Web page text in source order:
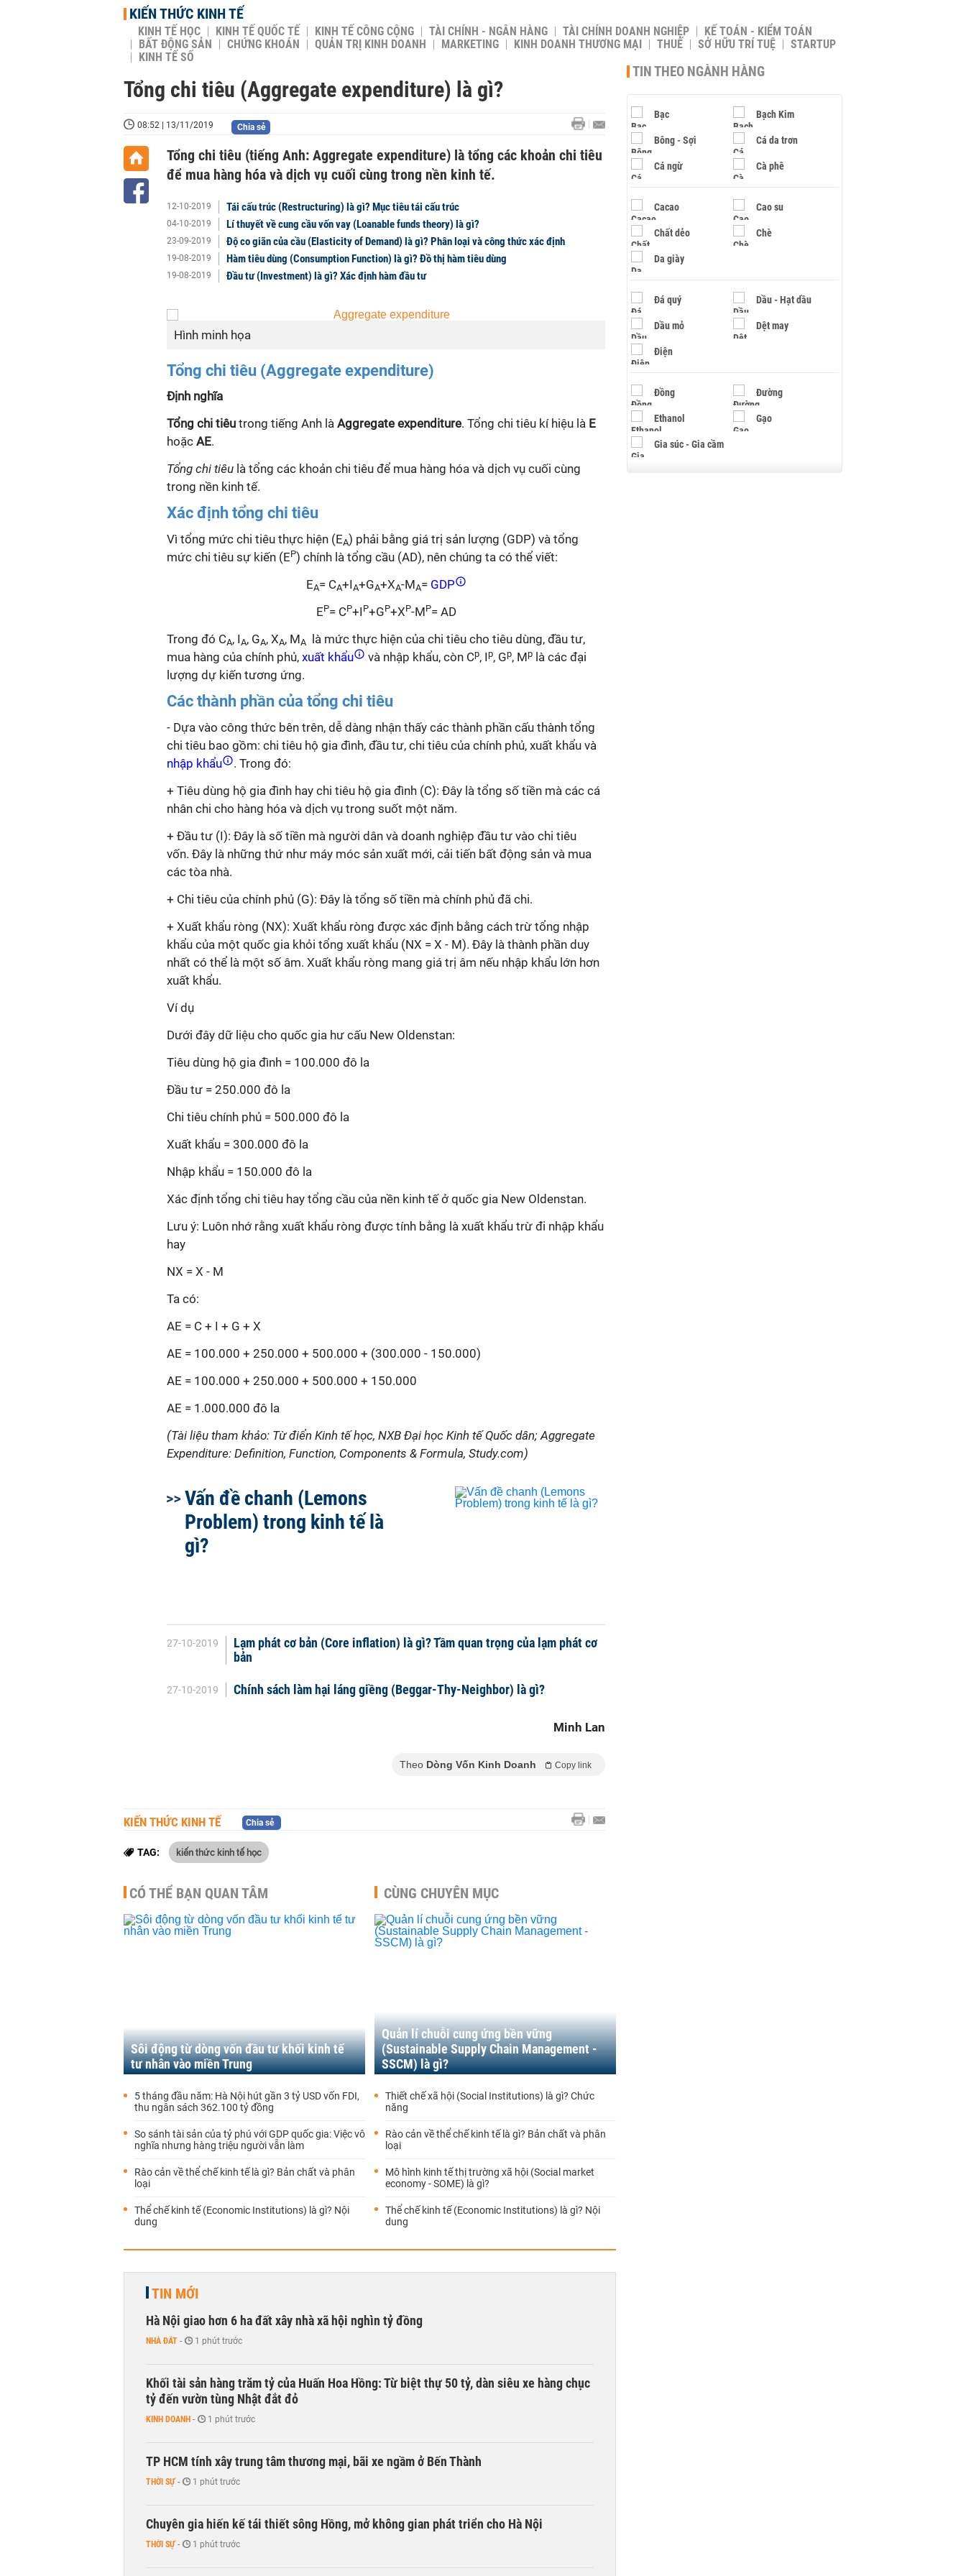
KIẾN THỨC KINH TẾ
KINH TẾ HỌC KINH TẾ QUỐC TẾ KINH TẾ CÔNG CỘNG TÀI CHÍNH - NGÂN HÀNG TÀI CHÍNH DOANH NGHIỆP
KẾ TOÁN - KIỂM TOÁN
BẤT ĐỘNG SẢN
CHỨNG KHOÁN QUẢN TRỊ KINH DOANH MARKETING KINH DOANH THƯƠNG MẠI THUẾ SỞ HỮU TRÍ TUỆ
STARTUP
KINH TẾ SỐ
Tổng chi tiêu (Aggregate expenditure) là gì?
08:52 | 13/11/2019 Chia sẻ
Tổng chi tiêu (tiếng Anh: Aggregate expenditure) là tổng các khoản chi tiêu
để mua hàng hóa và dịch vụ cuối cùng trong nền kinh tế.
12-10-2019 Tái cấu trúc (Restructuring) là gì? Mục tiêu tái cấu trúc
04-10-2019 Lí thuyết về cung cầu vốn vay (Loanable funds theory) là gì?
23-09-2019 Độ co giãn của cầu (Elasticity of Demand) là gì? Phân loại và công thức xác định
19-08-2019 Hàm tiêu dùng (Consumption Function) là gì? Đồ thị hàm tiêu dùng
19-08-2019 Đầu tư (Investment) là gì? Xác định hàm đầu tư
Hình minh họa
Tổng chi tiêu (Aggregate expenditure)
Định nghĩa
Tổng chi tiêu trong tiếng Anh là Aggregate expenditure. Tổng chi tiêu kí hiệu là E
hoặc AE.
Tổng chi tiêu là tổng các khoản chi tiêu để mua hàng hóa và dịch vụ cuối cùng
trong nền kinh tế.
Xác định tổng chi tiêu
Vì tổng mức chi tiêu thực hiện (EA) phải bằng giá trị sản lượng (GDP) và tổng
mức chi tiêu sự kiến (EP) chính là tổng cầu (AD), nên chúng ta có thể viết:
EA= CA+IA+GA+XA-MA=GDP
EP= CP+IP+GP+XP-MP= AD
Trong đó CA, IA, GA, XA, MA
là mức thực hiện của chi tiêu cho tiêu dùng, đầu tư,
mua hàng của chính phủ, xuất khẩu và nhập khẩu, còn Cp, Ip, Gp, Mp là các đại
lượng dự kiến tương ứng.
Các thành phần của tổng chi tiêu
- Dựa vào công thức bên trên, dễ dàng nhận thấy các thành phần cấu thành tổng
chi tiêu bao gồm: chi tiêu hộ gia đình, đầu tư, chi tiêu của chính phủ, xuất khẩu và
nhập khẩu
. Trong đó:
+ Tiêu dùng hộ gia đình hay chi tiêu hộ gia đình (C): Đây là tổng số tiền mà các cá
nhân chi cho hàng hóa và dịch vụ trong suốt một năm.
+ Đầu tư (I): Đây là số tiền mà người dân và doanh nghiệp đầu tư vào chi tiêu
vốn. Đây là những thứ như máy móc sản xuất mới, cải tiến bất động sản và mua
các tòa nhà.
+ Chi tiêu của chính phủ (G): Đây là tổng số tiền mà chính phủ đã chi.
+ Xuất khẩu ròng (NX): Xuất khẩu ròng được xác định bằng cách trừ tổng nhập
khẩu của một quốc gia khỏi tổng xuất khẩu (NX = X - M). Đây là thành phần duy
nhất có thể là một số âm. Xuất khẩu ròng mang giá trị âm nếu nhập khẩu lớn hơn
xuất khẩu.
Ví dụ
Dưới đây dữ liệu cho quốc gia hư cấu New Oldenstan:
Tiêu dùng hộ gia đình = 100.000 đô la
Đầu tư = 250.000 đô la
Chi tiêu chính phủ = 500.000 đô la
Xuất khẩu = 300.000 đô la
Nhập khẩu = 150.000 đô la
Xác định tổng chi tiêu hay tổng cầu của nền kinh tế ở quốc gia New Oldenstan.
Lưu ý: Luôn nhớ rằng xuất khẩu ròng được tính bằng là xuất khẩu trừ đi nhập khẩu
hay
NX = X - M
Ta có:
AE = C + I + G + X
AE = 100.000 + 250.000 + 500.000 + (300.000 - 150.000)
AE = 100.000 + 250.000 + 500.000 + 150.000
AE = 1.000.000 đô la
(Tài liệu tham khảo: Từ điển Kinh tế học, NXB Đại học Kinh tế Quốc dân; Aggregate
Expenditure: Definition, Function, Components & Formula, Study.com)
Vấn đề chanh (Lemons
Problem) trong kinh tế là
gì?
27-10-2019
Lạm phát cơ bản (Core inflation) là gì? Tầm quan trọng của lạm phát cơ
bản
27-10-2019 Chính sách làm hại láng giềng (Beggar-Thy-Neighbor) là gì?
Minh Lan
Theo Dòng Vốn Kinh Doanh Copy link
KIẾN THỨC KINH TẾ Chia sẻ
TAG: kiến thức kinh tế học
CÓ THỂ BẠN QUAN TÂM
Sôi động từ dòng vốn đầu tư khối kinh tế
tư nhân vào miền Trung
5 tháng đầu năm: Hà Nội hút gần 3 tỷ USD vốn FDI,
thu ngân sách 362.100 tỷ đồng
So sánh tài sản của tỷ phú với GDP quốc gia: Việc vô
nghĩa nhưng hàng triệu người vẫn làm
Rào cản về thể chế kinh tế là gì? Bản chất và phân
loại
Thể chế kinh tế (Economic Institutions) là gì? Nội
dung
CÙNG CHUYÊN MỤC
Quản lí chuỗi cung ứng bền vững
(Sustainable Supply Chain Management -
SSCM) là gì?
Thiết chế xã hội (Social Institutions) là gì? Chức
năng
Rào cản về thể chế kinh tế là gì? Bản chất và phân
loại
Mô hình kinh tế thị trường xã hội (Social market
economy - SOME) là gì?
Thể chế kinh tế (Economic Institutions) là gì? Nội
dung
TIN MỚI
Hà Nội giao hơn 6 ha đất xây nhà xã hội nghìn tỷ đồng
NHÀ ĐẤT - 1 phút trước
Khối tài sản hàng trăm tỷ của Huấn Hoa Hồng: Từ biệt thự 50 tỷ, dàn siêu xe hàng chục
tỷ đến vườn tùng Nhật đắt đỏ
KINH DOANH - 1 phút trước
TP HCM tính xây trung tâm thương mại, bãi xe ngầm ở Bến Thành
THỜI SỰ - 1 phút trước
Chuyên gia hiến kế tái thiết sông Hồng, mở không gian phát triển cho Hà Nội
THỜI SỰ - 1 phút trước
TIN THEO NGÀNH HÀNG
Bạc Bạch Kim
Bông - Sợi Cá da trơn
Cá ngừ Cà phê
Cacao Cao su
Chất dẻo Chè
Da giày
Đá quý Dầu - Hạt dầu
Dầu mỏ Dệt may
Điện
Đồng Đường
Ethanol Gạo
Gia súc - Gia cầm